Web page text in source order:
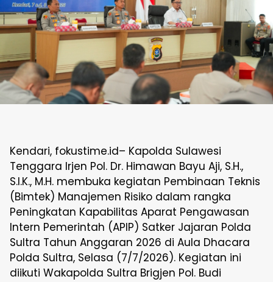
Kendari, fokustime.id– Kapolda Sulawesi
Tenggara Irjen Pol. Dr. Himawan Bayu Aji, S.H.,
S.I.K., M.H. membuka kegiatan Pembinaan Teknis
(Bimtek) Manajemen Risiko dalam rangka
Peningkatan Kapabilitas Aparat Pengawasan
Intern Pemerintah (APIP) Satker Jajaran Polda
Sultra Tahun Anggaran 2026 di Aula Dhacara
Polda Sultra, Selasa (7/7/2026). Kegiatan ini
diikuti Wakapolda Sultra Brigjen Pol. Budi